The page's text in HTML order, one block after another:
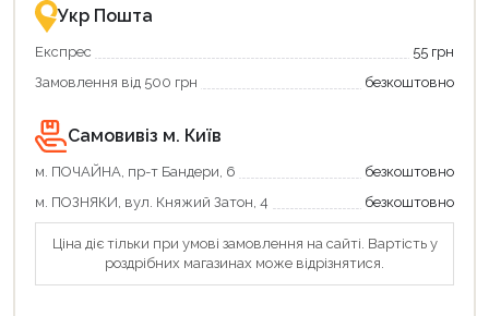
із
державною
Укр Пошта
Експрес
55 грн
Замовлення від 500 грн
безкоштовно
Самовивіз м. Київ
м. ПОЧАЙНА, пр-т Бандери, 6
безкоштовно
м. ПОЗНЯКИ, вул. Княжий Затон, 4
безкоштовно
Ціна діє тільки при умові замовлення на сайті. Вартість у
роздрібних магазинах може відрізнятися.